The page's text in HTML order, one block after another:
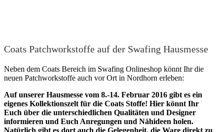
Coats Patchworkstoffe auf der Swafing Hausmesse
Neben dem Coats Bereich im Swafing Onlineshop könnt Ihr die
neuen Patchworkstoffe auch vor Ort in Nordhorn erleben:
Auf unserer Hausmesse vom 8.-14. Februar 2016 gibt es ein
eigenes Kollektionszelt für die Coats Stoffe! Hier könnt Ihr
Euch über die unterschiedlichen Qualitäten und Designer
informieren und Euch Anregungen und Nähideen holen.
Natürlich gibt es dort auch die Gelegenheit, die Ware direkt zu